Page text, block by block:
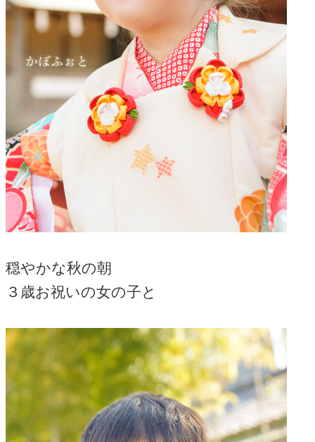
穏やかな秋の朝
３歳お祝いの女の子と